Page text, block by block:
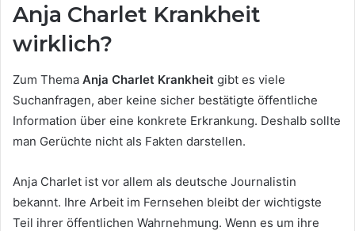
Anja Charlet Krankheit
wirklich?
Zum Thema Anja Charlet Krankheit gibt es viele
Suchanfragen, aber keine sicher bestätigte öffentliche
Information über eine konkrete Erkrankung. Deshalb sollte
man Gerüchte nicht als Fakten darstellen.
Anja Charlet ist vor allem als deutsche Journalistin
bekannt. Ihre Arbeit im Fernsehen bleibt der wichtigste
Teil ihrer öffentlichen Wahrnehmung. Wenn es um ihre